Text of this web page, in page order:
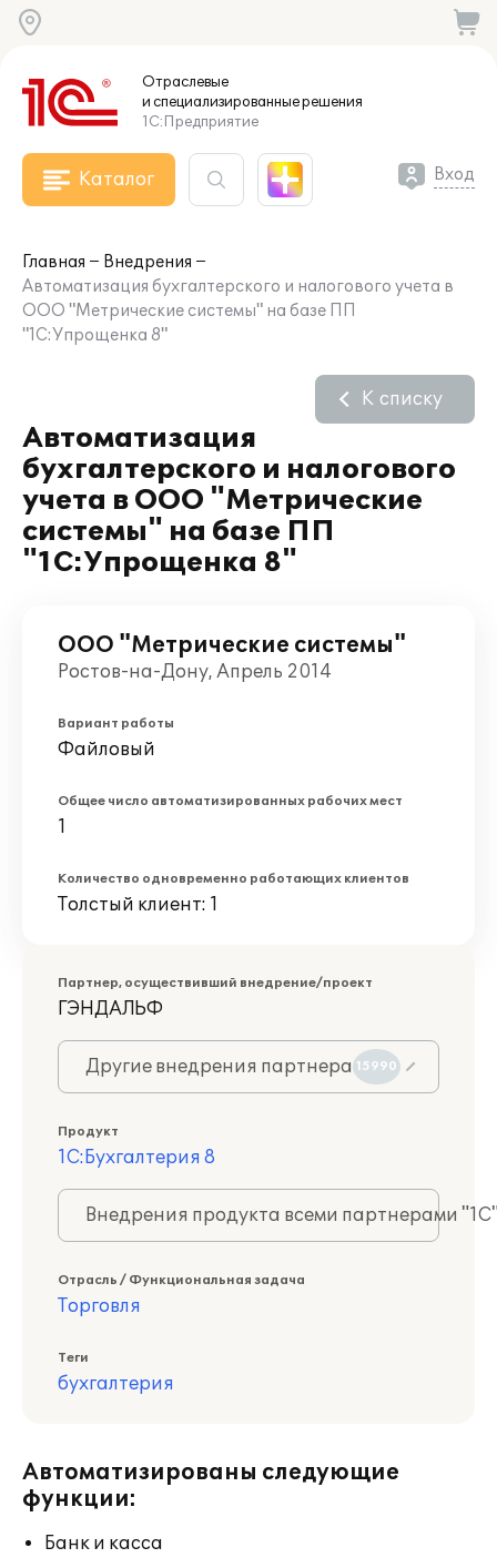
Отраслевые
и специализированныерешения
1С:Предприятие
Каталог Вход
Главная
Внедрения
Автоматизация бухгалтерского и налогового учета в
ООО "Метрические системы" на базе ПП
"1С:Упрощенка 8"
Автоматизация
бухгалтерского и налогового
учета в ООО "Метрические
системы" на базе ПП
"1С:Упрощенка 8"
К списку
ООО "Метрические системы"
Ростов-на-Дону, Апрель 2014
Вариант работы
Файловый
Общее число автоматизированных рабочих мест
1
Количество одновременно работающих клиентов
Толстый клиент: 1
Партнер, осуществивший внедрение/проект
ГЭНДАЛЬФ
Другие внедрения партнера 15990
Продукт
1С:Бухгалтерия 8
Внедрения продукта всеми партнерами
Отрасль / Функциональная задача
Торговля
Теги
бухгалтерия
Автоматизированы следующие
функции:
Банк и касса